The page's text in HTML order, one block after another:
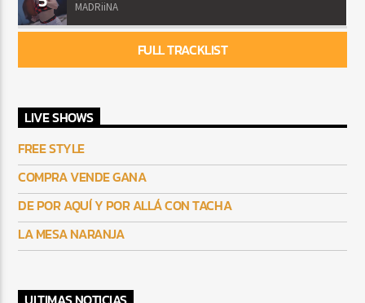
MADRiiNA
FULL TRACKLIST
LIVE SHOWS
FREE STYLE
COMPRA VENDE GANA
DE POR AQUÍ Y POR ALLÁ CON TACHA
LA MESA NARANJA